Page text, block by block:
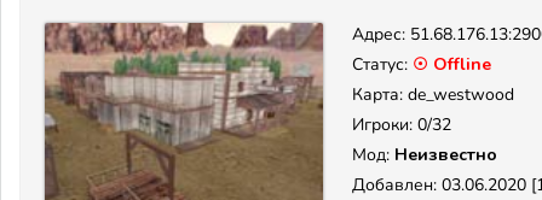
Адрес:
Статус: ☉ Offline
Карта: de_westwood
Игроки: 0/32
Мод: Неизвестно
Добавлен: 03.06.2020